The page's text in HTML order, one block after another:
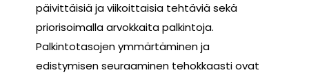
päivittäisiä ja viikoittaisia tehtäviä sekä
priorisoimalla arvokkaita palkintoja.
Palkintotasojen ymmärtäminen ja
edistymisen seuraaminen tehokkaasti ovat